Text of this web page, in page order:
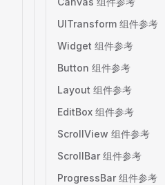
UITransform 组件参考
Widget 组件参考
Button 组件参考
Layout 组件参考
EditBox 组件参考
ScrollView 组件参考
ScrollBar 组件参考
ProgressBar 组件参考